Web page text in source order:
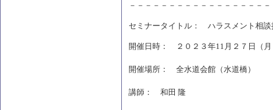
－－－－－－－－－－－－－－－－－
セミナータイトル： ハラスメント相
開催日時： ２０２３年11月２７日（月
開催場所： 全水道会館（水道橋）
講師： 和田 隆